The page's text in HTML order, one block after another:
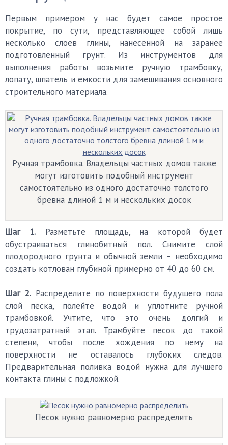
Первым примером у нас будет самое простое
покрытие, по сути, представляющее собой лишь
несколько слоев глины, нанесенной на заранее
подготовленный грунт. Из инструментов для
выполнения работы возьмите ручную трамбовку,
лопату, шпатель и емкости для замешивания основного
строительного материала.
Ручная трамбовка. Владельцы частных домов также
могут изготовить подобный инструмент
самостоятельно из одного достаточно толстого
бревна длиной 1 м и нескольких досок
Шаг 1. Разметьте площадь, на которой будет
обустраиваться глинобитный пол. Снимите слой
плодородного грунта и обычной земли – необходимо
создать котлован глубиной примерно от 40 до 60 см.
Шаг 2.Распределите по поверхности будущего пола
слой песка, полейте водой и уплотните ручной
трамбовкой. Учтите, что это очень долгий и
трудозатратный этап. Трамбуйте песок до такой
степени, чтобы после хождения по нему на
поверхности не оставалось глубоких следов.
Предварительная поливка водой нужна для лучшего
контакта глины с подложкой.
Песок нужно равномерно распределить